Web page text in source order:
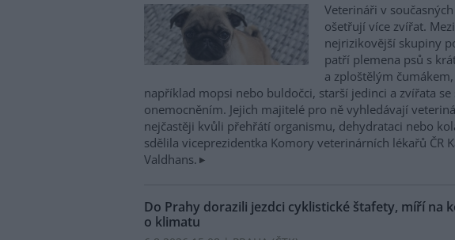
Veterináři v
ošetřují více zvířat. Mezi
nejrizikovější skupiny
patří plemena psů s
a zploštělým
například mopsi nebo buldočci, starší jedinci a zvířata se
onemocněním. Jejich majitelé pro ně vyhledávají
nejčastěji kvůli přehřátí organismu, dehydrataci nebo
sdělila viceprezidentka Komory veterinárních lékařů ČR
Valdhans.
Do Prahy dorazili jezdci cyklistické štafety, míří na
o klimatu